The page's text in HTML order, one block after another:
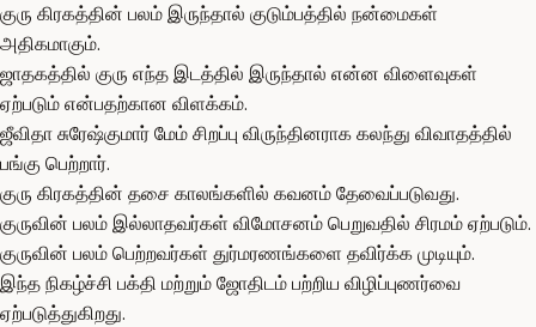
குரு கிரகத்தின் பலம் இருந்தால் குடும்பத்தில் நன்மைகள்
அதிகமாகும்.
ஜாதகத்தில் குரு எந்த இடத்தில் இருந்தால் என்ன விளைவுகள்
ஏற்படும் என்பதற்கான விளக்கம்.
ஜீவிதா சுரேஷ்குமார் மேம் சிறப்பு விருந்தினராக கலந்து விவாதத்தில்
பங்கு பெற்றார்.
குரு கிரகத்தின் தசை காலங்களில் கவனம் தேவைப்படுவது.
குருவின் பலம் இல்லாதவர்கள் விமோசனம் பெறுவதில் சிரமம் ஏற்படும்.
குருவின் பலம் பெற்றவர்கள் துர்மரணங்களை தவிர்க்க முடியும்.
இந்த நிகழ்ச்சி பக்தி மற்றும் ஜோதிடம் பற்றிய விழிப்புணர்வை
ஏற்படுத்துகிறது.